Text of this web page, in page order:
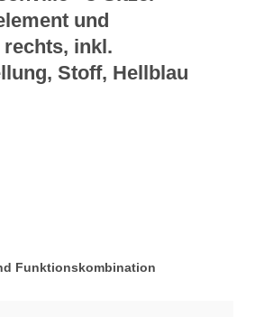
und
inkl.
Stoff, Hellblau
Funktionskombination